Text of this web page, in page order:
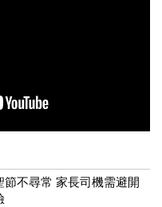
節不尋常 家長司機需避開